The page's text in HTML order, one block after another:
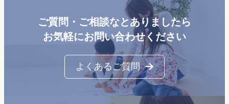
ご質問・ご相談なとありましたら
お気軽にお問い合わせください
よくあるご質問